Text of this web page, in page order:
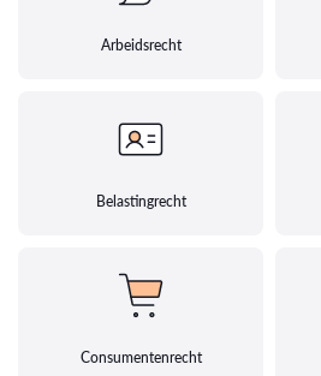
Arbeidsrecht
Belastingrecht
Consumentenrecht